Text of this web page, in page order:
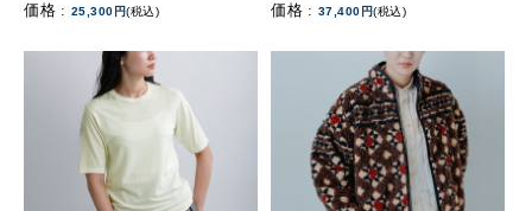
価格 : 25,300円(税込) 価格 : 37,400円(税込)